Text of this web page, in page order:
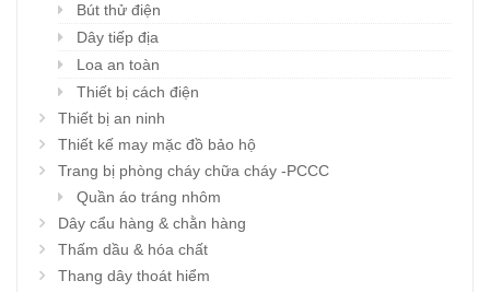
Bút thử điện
Dây tiếp địa
Loa an toàn
Thiết bị cách điện
Thiết bị an ninh
Thiết kế may mặc đồ bảo hộ
Trang bị phòng cháy chữa cháy -PCCC
Quần áo tráng nhôm
Dây cẩu hàng & chằn hàng
Thấm dầu & hóa chất
Thang dây thoát hiểm